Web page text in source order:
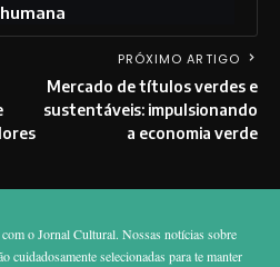
PRÓXIMO ARTIGO
Mercado de títulos verdes e
sustentáveis: impulsionando
a economia verde
o Jornal Cultural. Nossas notícias sobre
cuidadosamente selecionadas para te manter